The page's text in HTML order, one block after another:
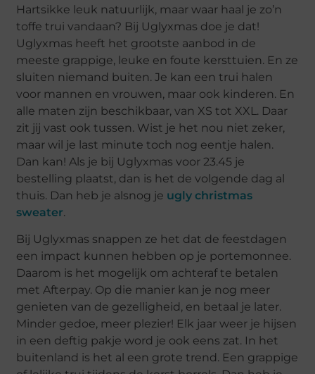
Hartsikke leuk natuurlijk, maar waar haal je zo’n
toffe trui vandaan? Bij Uglyxmas doe je dat!
Uglyxmas heeft het grootste aanbod in de
meeste grappige, leuke en foute kersttuien. En ze
sluiten niemand buiten. Je kan een trui halen
voor mannen en vrouwen, maar ook kinderen. En
alle maten zijn beschikbaar, van XS tot XXL. Daar
zit jij vast ook tussen. Wist je het nou niet zeker,
maar wil je last minute toch nog eentje halen.
Dan kan! Als je bij Uglyxmas voor 23.45 je
bestelling plaatst, dan is het de volgende dag al
thuis. Dan heb je alsnog je ugly christmas
sweater.
Bij Uglyxmas snappen ze het dat de feestdagen
een impact kunnen hebben op je portemonnee.
Daarom is het mogelijk om achteraf te betalen
met Afterpay. Op die manier kan je nog meer
genieten van de gezelligheid, en betaal je later.
Minder gedoe, meer plezier! Elk jaar weer je hijsen
in een deftig pakje word je ook eens zat. In het
buitenland is het al een grote trend. Een grappige